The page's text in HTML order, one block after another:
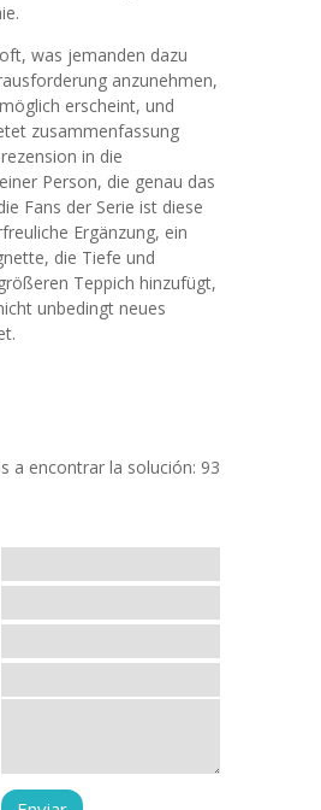
was jemanden dazu
anzunehmen,
erscheint, und
zusammenfassung
in die
Person, die genau das
Fans der Serie ist diese
Ergänzung, ein
die Tiefe und
Teppich hinzufügt,
unbedingt neues